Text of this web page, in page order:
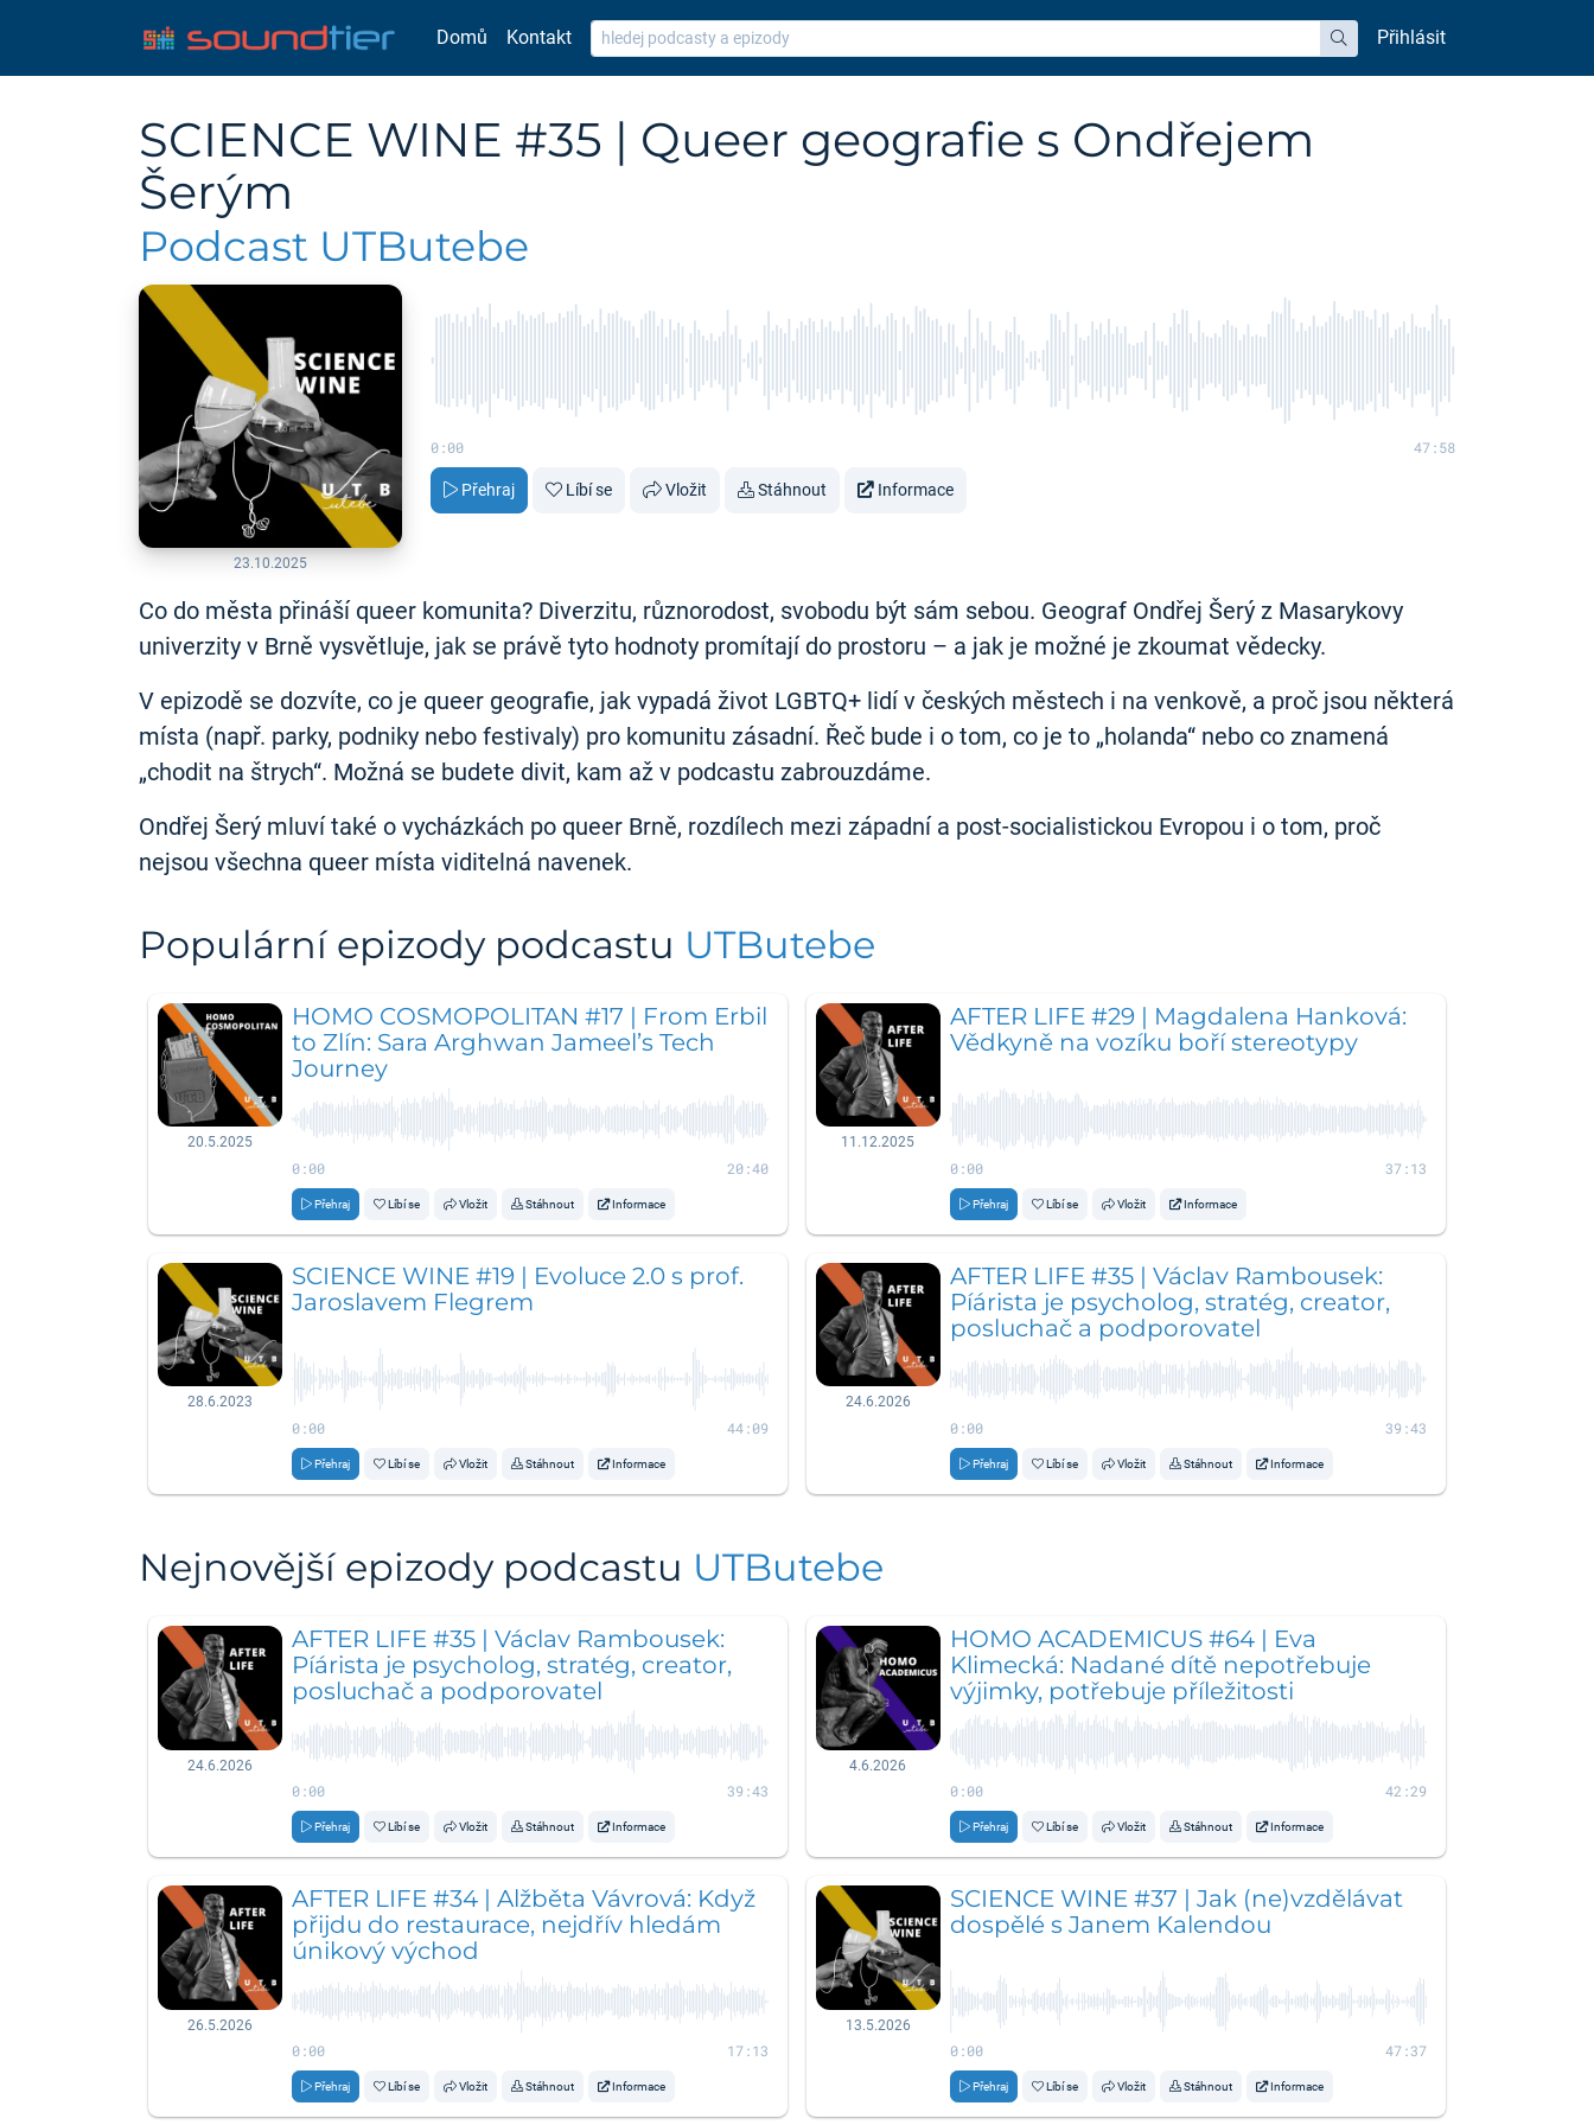
Domů Kontakt
hledat
Přihlásit
SCIENCE WINE #35 | Queer geografie s Ondřejem
Šerým
Podcast UTButebe
23.10.2025
0:00 47:58
Přehraj Líbí se Vložit Stáhnout Informace
Co do města přináší queer komunita? Diverzitu, různorodost, svobodu být sám sebou. Geograf Ondřej Šerý z Masarykovy
univerzity v Brně vysvětluje, jak se právě tyto hodnoty promítají do prostoru – a jak je možné je zkoumat vědecky.
V epizodě se dozvíte, co je queer geografie, jak vypadá život LGBTQ+ lidí v českých městech i na venkově, a proč jsou některá
místa (např. parky, podniky nebo festivaly) pro komunitu zásadní. Řeč bude i o tom, co je to „holanda“ nebo co znamená
„chodit na štrych“. Možná se budete divit, kam až v podcastu zabrouzdáme.
Ondřej Šerý mluví také o vycházkách po queer Brně, rozdílech mezi západní a post-socialistickou Evropou i o tom, proč
nejsou všechna queer místa viditelná navenek.
Populární epizody podcastu UTButebe
20.5.2025
HOMO COSMOPOLITAN #17 | From Erbil
to Zlín: Sara Arghwan Jameel’s Tech
Journey
0:00 20:40
Přehraj Líbí se Vložit Stáhnout Informace
11.12.2025
AFTER LIFE #29 | Magdalena Hanková:
Vědkyně na vozíku boří stereotypy
0:00 37:13
Přehraj Líbí se Vložit Informace
28.6.2023
SCIENCE WINE #19 | Evoluce 2.0 s prof.
Jaroslavem Flegrem
0:00 44:09
Přehraj Líbí se Vložit Stáhnout Informace
24.6.2026
AFTER LIFE #35 | Václav Rambousek:
Píárista je psycholog, stratég, creator,
posluchač a podporovatel
0:00 39:43
Přehraj Líbí se Vložit Stáhnout Informace
Nejnovější epizody podcastu UTButebe
24.6.2026
AFTER LIFE #35 | Václav Rambousek:
Píárista je psycholog, stratég, creator,
posluchač a podporovatel
0:00 39:43
Přehraj Líbí se Vložit Stáhnout Informace
4.6.2026
HOMO ACADEMICUS #64 | Eva
Klimecká: Nadané dítě nepotřebuje
výjimky, potřebuje příležitosti
0:00 42:29
Přehraj Líbí se Vložit Stáhnout Informace
26.5.2026
AFTER LIFE #34 | Alžběta Vávrová: Když
přijdu do restaurace, nejdřív hledám
únikový východ
0:00 17:13
Přehraj Líbí se Vložit Stáhnout Informace
13.5.2026
SCIENCE WINE #37 | Jak (ne)vzdělávat
dospělé s Janem Kalendou
0:00 47:37
Přehraj Líbí se Vložit Stáhnout Informace